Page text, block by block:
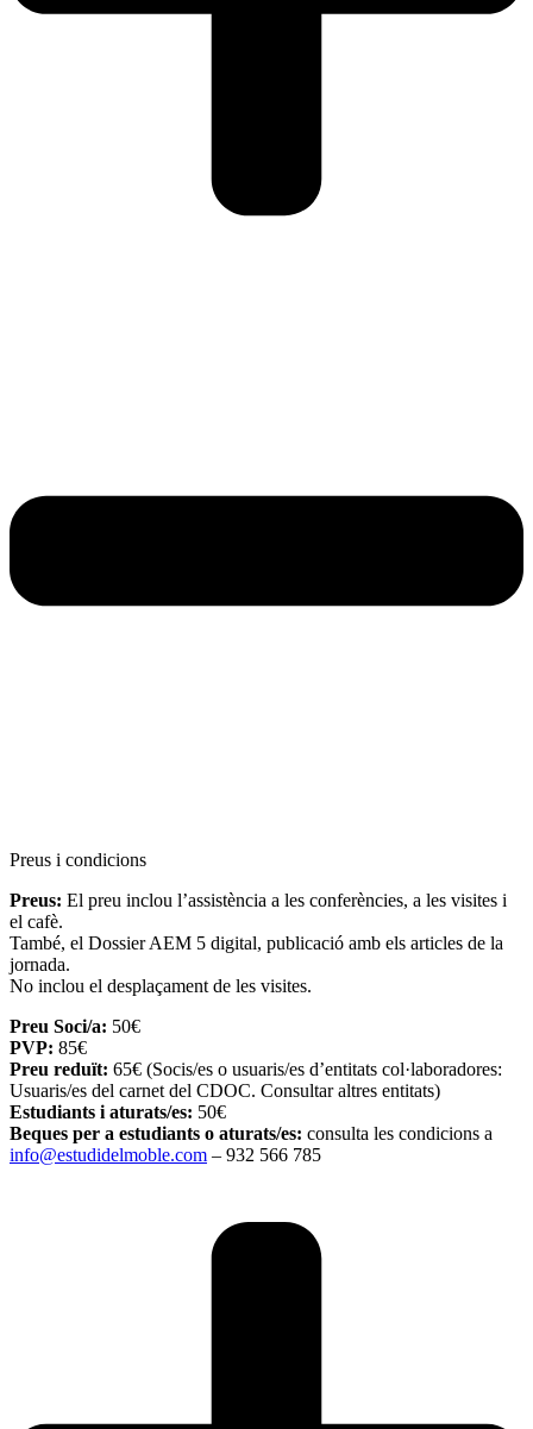
Preus i condicions
Preus: El preu inclou l’assistència a les conferències, a les visites i
el cafè.
També, el Dossier AEM 5 digital, publicació amb els articles de la
jornada.
No inclou el desplaçament de les visites.
Preu Soci/a: 50€
PVP: 85€
Preu reduït: 65€ (Socis/es o usuaris/es d’entitats col·laboradores:
Usuaris/es del carnet del CDOC. Consultar altres entitats)
Estudiants i aturats/es: 50€
Beques per a estudiants o aturats/es: consulta les condicions a
info@estudidelmoble.com – 932 566 785